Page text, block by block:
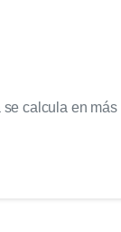
calcula en